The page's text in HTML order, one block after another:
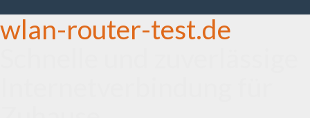
wlan-router-test.de